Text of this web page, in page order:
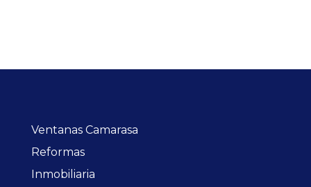
Ventanas Camarasa
Reformas
Inmobiliaria